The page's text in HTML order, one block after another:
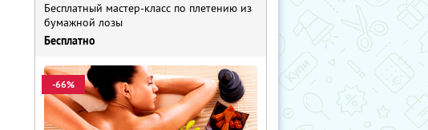
Бесплатный мастер-класс по плетению из
бумажной лозы
Бесплатно
-66%